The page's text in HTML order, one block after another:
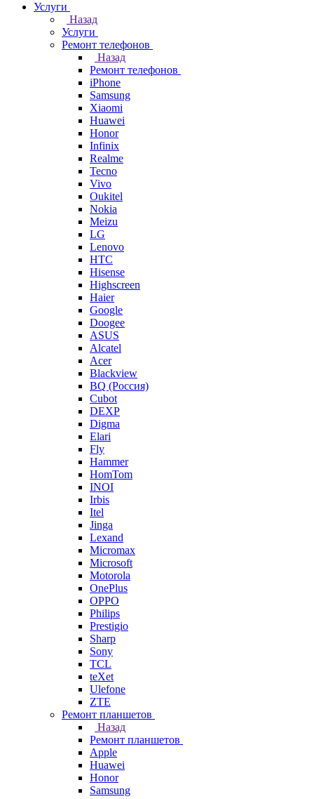
Услуги
Назад
Услуги
Ремонт телефонов
Назад
Ремонт телефонов
iPhone
Samsung
Xiaomi
Huawei
Honor
Infinix
Realme
Tecno
Vivo
Oukitel
Nokia
Meizu
LG
Lenovo
HTC
Hisense
Highscreen
Haier
Google
Doogee
ASUS
Alcatel
Acer
Blackview
BQ (Россия)
Cubot
DEXP
Digma
Elari
Fly
Hammer
HomTom
INOI
Irbis
Itel
Jinga
Lexand
Micromax
Microsoft
Motorola
OnePlus
OPPO
Philips
Prestigio
Sharp
Sony
TCL
teXet
Ulefone
ZTE
Ремонт планшетов
Назад
Ремонт планшетов
Apple
Huawei
Honor
Samsung